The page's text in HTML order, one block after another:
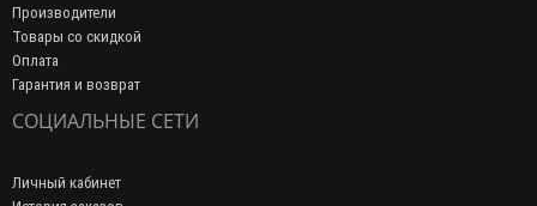
Производители
Товары со скидкой
Оплата
Гарантия и возврат
СОЦИАЛЬНЫЕ СЕТИ
Личный кабинет